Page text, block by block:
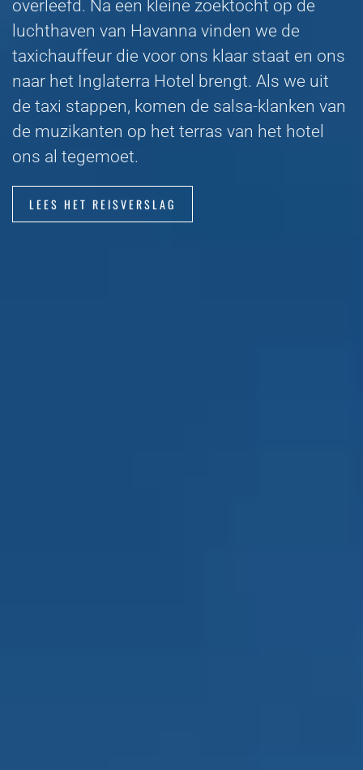
overleefd. Na een kleine zoektocht op de
luchthaven van Havanna vinden we de
taxichauffeur die voor ons klaar staat en ons
naar het Inglaterra Hotel brengt. Als we uit
de taxi stappen, komen de salsa-klanken van
de muzikanten op het terras van het hotel
ons al tegemoet.
LEES HET REISVERSLAG